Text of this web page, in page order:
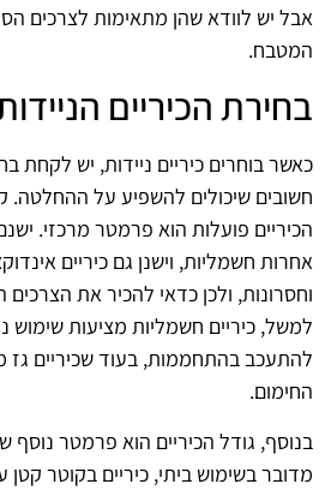
אבל יש לוודא שהן מתאימות לצרכים
המטבח.
בחירת הכיריים
כאשר בוחרים כיריים ניידות, יש לקחת
חשובים שיכולים להשפיע על ההחלטה.
הכיריים פועלות הוא פרמטר מרכזי.
אחרות חשמליות, וישנן גם כיריים
וחסרונות, ולכן כדאי להכיר את
למשל, כיריים חשמליות מציעות שימוש
להתעכב בהתחממות, בעוד שכיריים גז
החימום.
בנוסף, גודל הכיריים הוא פרמטר
מדובר בשימוש ביתי, כיריים בקוטר